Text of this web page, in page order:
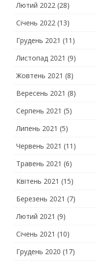
Лютий 2022 (28)
Січень 2022 (13)
Грудень 2021 (11)
Листопад 2021 (9)
Жовтень 2021 (8)
Вересень 2021 (8)
Серпень 2021 (5)
Липень 2021 (5)
Червень 2021 (11)
Травень 2021 (6)
Квітень 2021 (15)
Березень 2021 (7)
Лютий 2021 (9)
Січень 2021 (10)
Грудень 2020 (17)